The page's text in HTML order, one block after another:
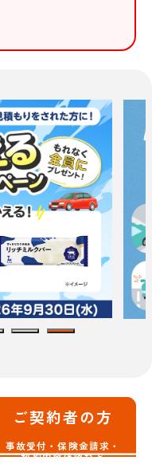
ご契約者の方
事故受付・保険金請求・
契約内容確認など